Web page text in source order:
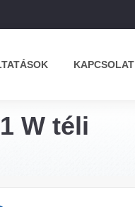
KAPCSOLAT
W téli